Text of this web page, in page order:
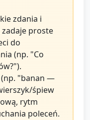
zdania i
zadaje proste
do
(np. "Co
(np. "banan —
śpiew
rytm
poleceń.